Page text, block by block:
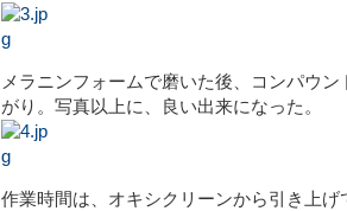
メラニンフォームで磨いた後、コンパウ
がり。写真以上に、良い出来になった。
作業時間は、オキシクリーンから引き上げ